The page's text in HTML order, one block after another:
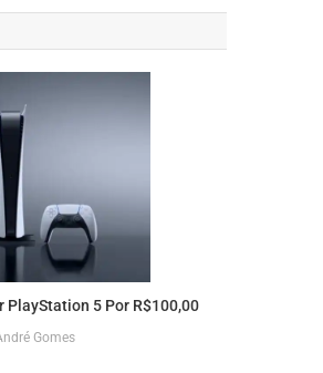
5 Por R$100,00
Gomes